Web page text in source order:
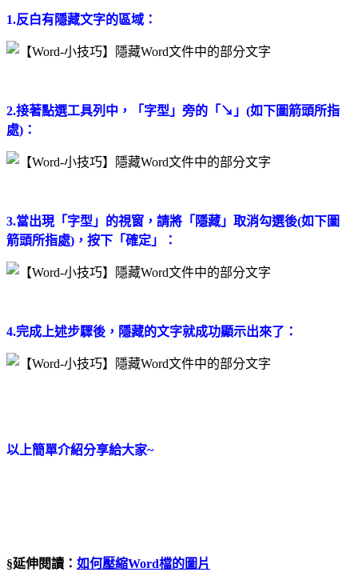
1.反白有隱藏文字的區域：
2.接著點選工具列中，「字型」旁的「↘」(如下圖箭頭所指
處)：
3.當出現「字型」的視窗，請將「隱藏」取消勾選後(如下圖
箭頭所指處)，按下「確定」：
4.完成上述步驟後，隱藏的文字就成功顯示出來了：
以上簡單介紹分享給大家~
§延伸閱讀： 如何壓縮Word檔的圖片